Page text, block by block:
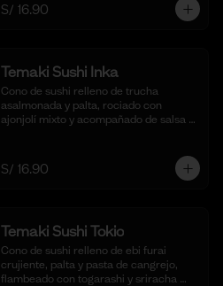
S/ 16.90
Temaki Sushi Inka
Cono de sushi relleno de trucha
asalmonada y palta, rociado con
ajonjolí mixto y acompañado de salsa
S/ 16.90
Temaki Sushi Tokio
Cono de sushi relleno de ebi furai
crujiente, palta y pasta de cangrejo,
flambeado con togarashi y sriracha